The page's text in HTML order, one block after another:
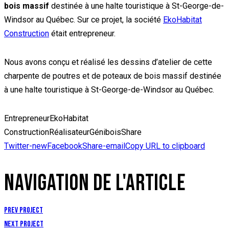
bois massif destinée à une halte touristique à St-George-de-
Windsor au Québec. Sur ce projet, la société EkoHabitat
Construction était entrepreneur.
Nous avons conçu et réalisé les dessins d’atelier de cette
charpente de poutres et de poteaux de bois massif destinée
à une halte touristique à St-George-de-Windsor au Québec.
EntrepreneurEkoHabitat
ConstructionRéalisateurGéniboisShare
Twitter-newFacebookShare-emailCopy URL to clipboard
NAVIGATION DE L'ARTICLE
Prev Project
Next Project